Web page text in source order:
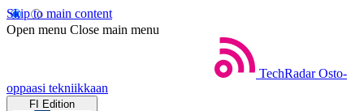
Skip to main content
Open menu Close main menu
TechRadar Osto-
oppaasi tekniikkaan
FI Edition